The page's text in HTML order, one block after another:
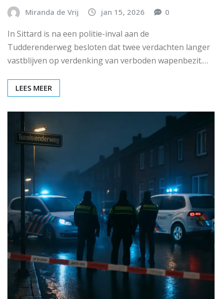
Miranda de Vrij jan 15, 2026 0
In Sittard is na een politie-inval aan de
Tudderenderweg besloten dat twee verdachten langer
vastblijven op verdenking van verboden wapenbezit.…
LEES MEER